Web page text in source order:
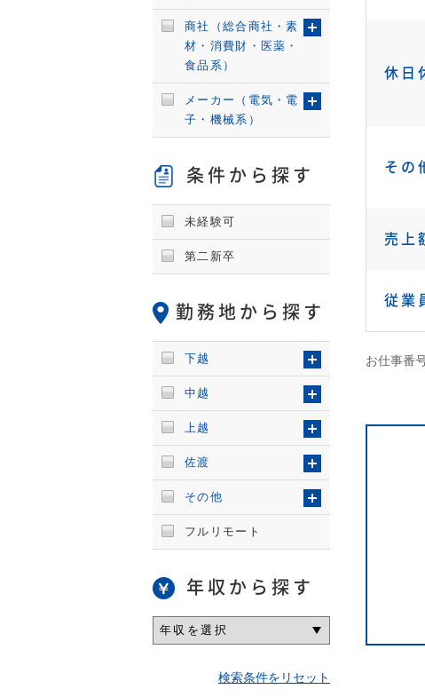
休日
その
売上
従業
お仕事番
商社（総合商社・素
材・消費財・医薬・
食品系）
メーカー（電気・電
子・機械系）
条件から探す
未経験可
第二新卒
勤務地から探す
下越
中越
上越
佐渡
その他
フルリモート
年収から探す
検索条件をリセット